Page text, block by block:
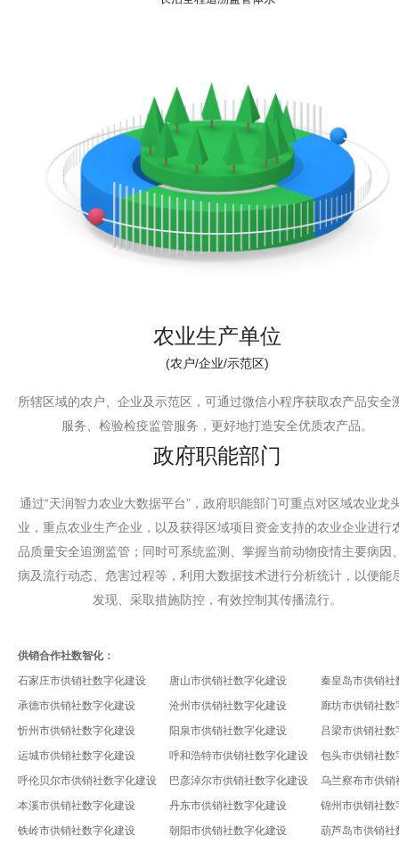
农业生产单位
(农户/企业/示范区)
所辖区域的农户、企业及示范区，可通过微信小程序获取农产品安全
服务、检验检疫监管服务，更好地打造安全优质农产品。
政府职能部门
通过“天润智力农业大数据平台”，政府职能部门可重点对区域农业龙
业，重点农业生产企业，以及获得区域项目资金支持的农业企业进行
品质量安全追溯监管；同时可系统监测、掌握当前动物疫情主要病因
病及流行动态、危害过程等，利用大数据技术进行分析统计，以便能
发现、采取措施防控，有效控制其传播流行。
供销合作社数智化：
石家庄市供销社数字化建设
唐山市供销社数字化建设
秦皇岛市供销社
承德市供销社数字化建设
沧州市供销社数字化建设
廊坊市供销社数
忻州市供销社数字化建设
阳泉市供销社数字化建设
吕梁市供销社数
运城市供销社数字化建设
呼和浩特市供销社数字化建设
包头市供销社数
呼伦贝尔市供销社数字化建设
巴彦淖尔市供销社数字化建设
乌兰察布市供销
本溪市供销社数字化建设
丹东市供销社数字化建设
锦州市供销社数
铁岭市供销社数字化建设
朝阳市供销社数字化建设
葫芦岛市供销社